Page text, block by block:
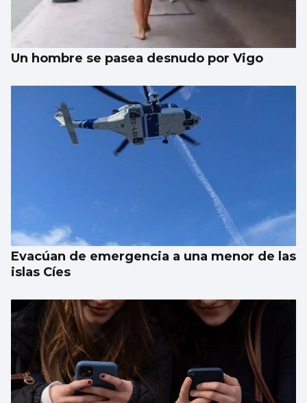
si Ormuz no abre
Un hombre se pasea desnudo por Vigo
Evacúan de emergencia a una menor de las
islas Cíes